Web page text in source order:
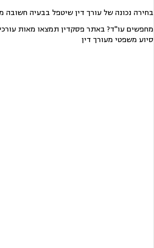
בחירה נכונה של עורך דין שיטפל בבעיה חשובה
מחפשים עו"ד? באתר פסקדין תמצאו מאות עורכי
סיוע משפטי מעורך דין